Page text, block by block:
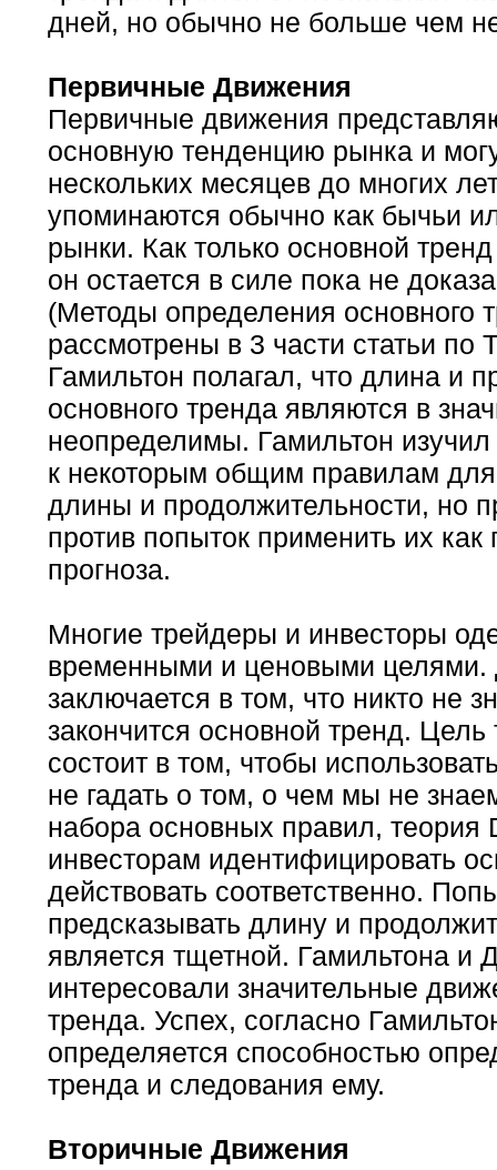
дней, но обычно не больше чем
Первичные Движения
Первичные движения
основную тенденцию рынка и
нескольких месяцев до многих
упоминаются обычно как бычьи
рынки. Как только основной
он остается в силе пока не
(Методы определения основного
рассмотрены в 3 части статьи по
Гамильтон полагал, что длина и
основного тренда являются в
неопределимы. Гамильтон
к некоторым общим правилам
длины и продолжительности, но
против попыток применить их
прогноза.
Многие трейдеры и инвесторы
временными и ценовыми целями.
заключается в том, что никто не
закончится основной тренд. Цель
состоит в том, чтобы
не гадать о том, о чем мы не
набора основных правил, теория
инвесторам идентифицировать
действовать соответственно.
предсказывать длину и
является тщетной. Гамильтона и
интересовали значительные
тренда. Успех, согласно
определяется способностью
тренда и следования ему.
Вторичные Движения